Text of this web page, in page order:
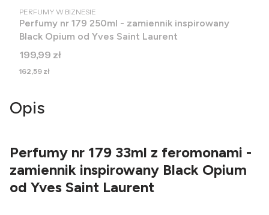
PRODUCENT
PERFUMY W BIZNESIE
Perfumy nr 179 250ml - zamiennik inspirowany
Black Opium od Yves Saint Laurent
Cena
199,99 zł
Cena
162,59 zł
Opis
Perfumy nr 179 33ml z feromonami -
zamiennik inspirowany Black Opium
od Yves Saint Laurent